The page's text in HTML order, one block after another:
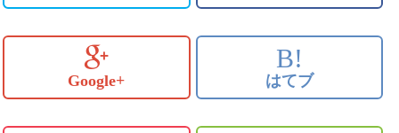
Google+
B!
はてブ